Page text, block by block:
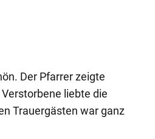
Der Pfarrer zeigte
liebte die
Trauergästen war ganz